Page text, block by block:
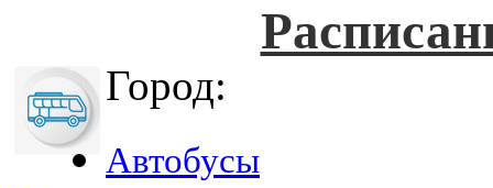
Город:
Автобусы